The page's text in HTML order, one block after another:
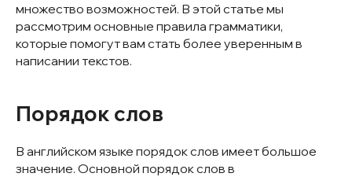
множество возможностей. В этой статье мы
рассмотрим основные правила грамматики,
которые помогут вам стать более уверенным в
написании текстов.
Порядок слов
В английском языке порядок слов имеет большое
значение. Основной порядок слов в